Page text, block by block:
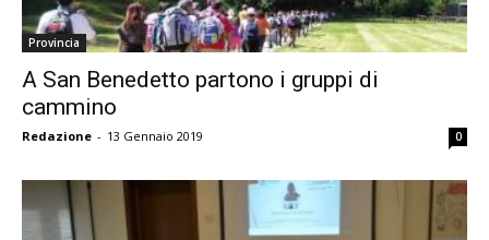
Provincia
A San Benedetto partono i gruppi di
cammino
Redazione - 13 Gennaio 2019 0